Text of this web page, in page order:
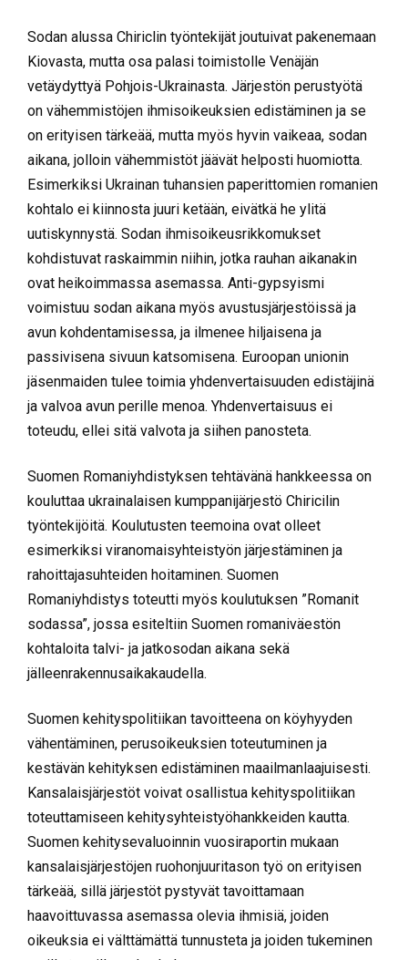
Sodan alussa Chiriclin työntekijät joutuivat pakenemaan
Kiovasta, mutta osa palasi toimistolle Venäjän
vetäydyttyä Pohjois-Ukrainasta. Järjestön perustyötä
on vähemmistöjen ihmisoikeuksien edistäminen ja se
on erityisen tärkeää, mutta myös hyvin vaikeaa, sodan
aikana, jolloin vähemmistöt jäävät helposti huomiotta.
Esimerkiksi Ukrainan tuhansien paperittomien romanien
kohtalo ei kiinnosta juuri ketään, eivätkä he ylitä
uutiskynnystä. Sodan ihmisoikeusrikkomukset
kohdistuvat raskaimmin niihin, jotka rauhan aikanakin
ovat heikoimmassa asemassa. Anti-gypsyismi
voimistuu sodan aikana myös avustusjärjestöissä ja
avun kohdentamisessa, ja ilmenee hiljaisena ja
passivisena sivuun katsomisena. Euroopan unionin
jäsenmaiden tulee toimia yhdenvertaisuuden edistäjinä
ja valvoa avun perille menoa. Yhdenvertaisuus ei
toteudu, ellei sitä valvota ja siihen panosteta.
Suomen Romaniyhdistyksen tehtävänä hankkeessa on
kouluttaa ukrainalaisen kumppanijärjestö Chiricilin
työntekijöitä. Koulutusten teemoina ovat olleet
esimerkiksi viranomaisyhteistyön järjestäminen ja
rahoittajasuhteiden hoitaminen. Suomen
Romaniyhdistys toteutti myös koulutuksen ”Romanit
sodassa”, jossa esiteltiin Suomen romaniväestön
kohtaloita talvi- ja jatkosodan aikana sekä
jälleenrakennusaikakaudella.
Suomen kehityspolitiikan tavoitteena on köyhyyden
vähentäminen, perusoikeuksien toteutuminen ja
kestävän kehityksen edistäminen maailmanlaajuisesti.
Kansalaisjärjestöt voivat osallistua kehityspolitiikan
toteuttamiseen kehitysyhteistyöhankkeiden kautta.
Suomen kehitysevaluoinnin vuosiraportin mukaan
kansalaisjärjestöjen ruohonjuuritason työ on erityisen
tärkeää, sillä järjestöt pystyvät tavoittamaan
haavoittuvassa asemassa olevia ihmisiä, joiden
oikeuksia ei välttämättä tunnusteta ja joiden tukeminen